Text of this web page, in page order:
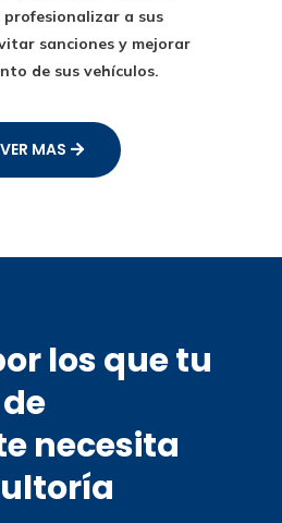
profesionalizar a sus
sanciones y mejorar
de sus vehículos.
VER MAS
los que tu
necesita